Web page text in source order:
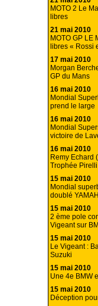
MOTO 2 Le
libres
21 mai 2010
MOTO GP LE
libres « Rossi
17 mai 2010
Morgan
GP du Mans
16 mai 2010
Mondial
prend le large
16 mai 2010
Mondial
victoire de
16 mai 2010
Remy Echard
Trophée Pirelli
15 mai 2010
Mondial
doublé
15 mai 2010
2 ème pole
Vigeant sur
15 mai 2010
Le Vigeant :
Suzuki
15 mai 2010
Une 4e BMW
15 mai 2010
Déception